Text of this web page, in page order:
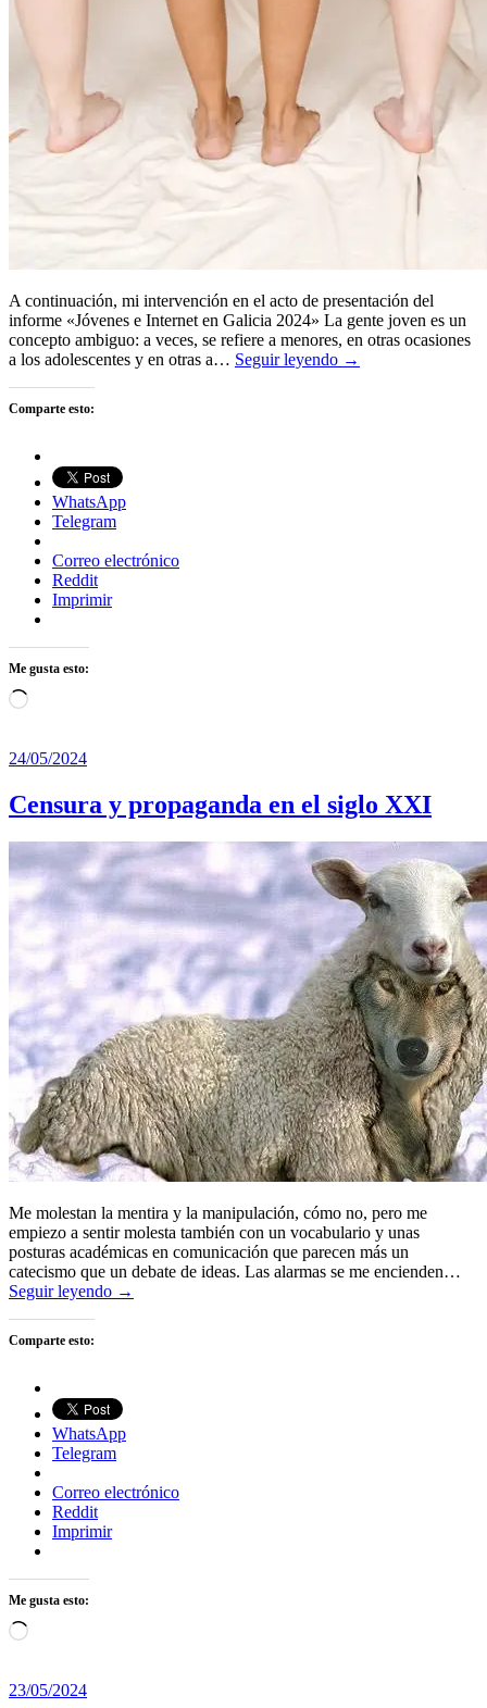
A continuación, mi intervención en el acto de presentación del
informe «Jóvenes e Internet en Galicia 2024» La gente joven es un
concepto ambiguo: a veces, se refiere a menores, en otras ocasiones
a los adolescentes y en otras a… Seguir leyendo →
Comparte esto:
WhatsApp
Telegram
Correo electrónico
Reddit
Imprimir
Me gusta esto:
Cargando...
24/05/2024
Censura y propaganda en el siglo XXI
Me molestan la mentira y la manipulación, cómo no, pero me
empiezo a sentir molesta también con un vocabulario y unas
posturas académicas en comunicación que parecen más un
catecismo que un debate de ideas. Las alarmas se me encienden…
Seguir leyendo →
Comparte esto:
WhatsApp
Telegram
Correo electrónico
Reddit
Imprimir
Me gusta esto:
Cargando...
23/05/2024